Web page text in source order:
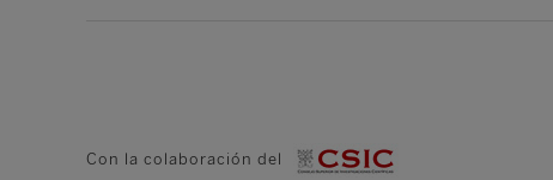
Con la colaboración del